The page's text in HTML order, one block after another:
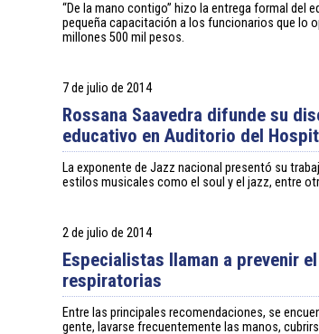
“De la mano contigo” hizo la entrega formal del
pequeña capacitación a los funcionarios que lo
millones 500 mil pesos.
7 de julio de 2014
Rossana Saavedra difunde su
educativo en Auditorio del
La exponente de Jazz nacional presentó su
estilos musicales como el soul y el jazz, entre
2 de julio de 2014
Especialistas llaman a prevenir
respiratorias
Entre las principales recomendaciones, se
gente, lavarse frecuentemente las manos,